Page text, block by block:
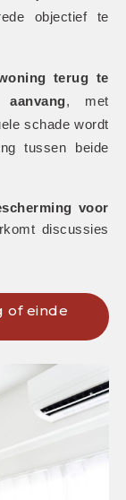
objectief te
terug te
, met
schade wordt
tussen beide
voor
discussies
of einde